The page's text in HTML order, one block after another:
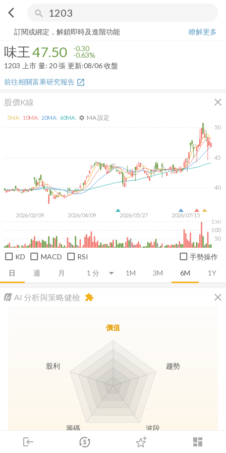
arrow_back_ios search
login dashboard
市場 登入
味王 47.50-0.63%
訂閱或綁定，解鎖即時及進階功能
瞭解更多
味王47.50 -0.30
-0.63%
1203
上市 量: 20張 更新:08/06 收盤
前往相關富果研究報告 open_in_new
股價K線 close
日 週 月 1M 3M 6M 1Y
2026/02/09 2026/04/09 2026/05/27 2026/07/15
40
45
50
50
100
150
5MA: 10MA: 20MA: 60MA: settings MA 設定
KD MACD RSI 手勢操作
AI 分析與策略健檢 close
extension
價值
趨勢
波段
籌碼
股利